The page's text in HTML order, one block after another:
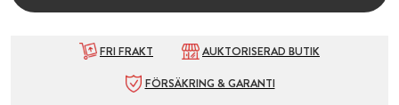
FRI FRAKT
AUKTORISERAD BUTIK
FÖRSÄKRING & GARANTI